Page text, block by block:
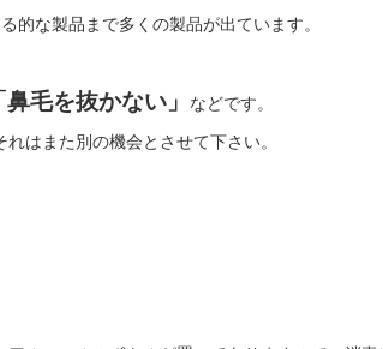
的な製品まで多くの製品が出ています。
毛を抜かない」
などです。
はまた別の機会とさせて下さい。